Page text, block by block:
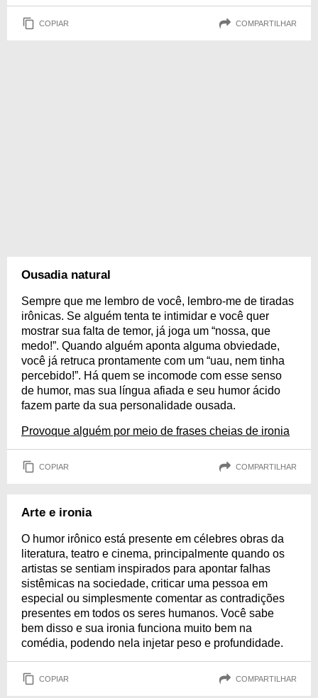
COPIAR COMPARTILHAR
Ousadia natural
Sempre que me lembro de você, lembro-me de tiradas
irônicas. Se alguém tenta te intimidar e você quer
mostrar sua falta de temor, já joga um “nossa, que
medo!”. Quando alguém aponta alguma obviedade,
você já retruca prontamente com um “uau, nem tinha
percebido!”. Há quem se incomode com esse senso
de humor, mas sua língua afiada e seu humor ácido
fazem parte da sua personalidade ousada.
Provoque alguém por meio de frases cheias de ironia
COPIAR COMPARTILHAR
Arte e ironia
O humor irônico está presente em célebres obras da
literatura, teatro e cinema, principalmente quando os
artistas se sentiam inspirados para apontar falhas
sistêmicas na sociedade, criticar uma pessoa em
especial ou simplesmente comentar as contradições
presentes em todos os seres humanos. Você sabe
bem disso e sua ironia funciona muito bem na
comédia, podendo nela injetar peso e profundidade.
COPIAR COMPARTILHAR